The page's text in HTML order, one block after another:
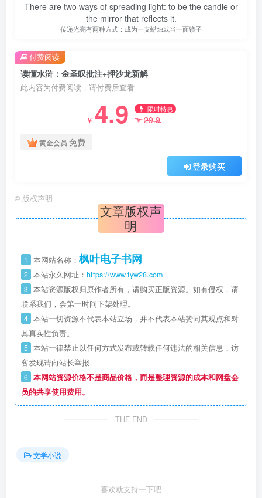
There are two ways of spreading light: to be the candle or
the mirror that reflects it.
传递光亮有两种方式：成为一支蜡烛或当一面镜子
读懂水浒：金圣叹批注+押沙龙新解
此内容为付费阅读，请付费后查看
￥ 4.9 限时特惠
￥29.9
黄金会员 免费
登录购买
付费阅读
© 版权声明
文章版权声
明
1 本网站名称： 枫叶电子书网
2 本站永久网址： https://www.fyw28.com
3 本站资源版权归原作者所有，请购买正版资源。如有侵权，请
联系我们，会第一时间下架处理。
4 本站一切资源不代表本站立场，并不代表本站赞同其观点和对
其真实性负责。
5 本站一律禁止以任何方式发布或转载任何违法的相关信息，访
客发现请向站长举报
6 本网站资源价格不是商品价格，而是整理资源的成本和网盘会
员的共享使用费用。
THE END
文学小说
喜欢就支持一下吧